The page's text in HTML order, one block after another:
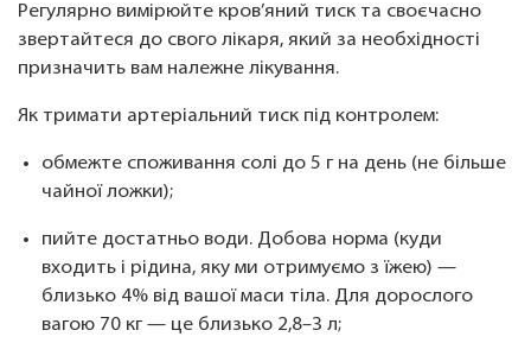
Регулярно вимірюйте кров’яний тиск та своєчасно
звертайтеся до свого лікаря, який за необхідності
призначить вам належне лікування.
Як тримати артеріальний тиск під контролем:
обмежте споживання солі до 5 г на день (не більше
чайної ложки);
пийте достатньо води. Добова норма (куди
входить і рідина, яку ми отримуємо з їжею) —
близько 4% від вашої маси тіла. Для дорослого
вагою 70 кг — це близько 2,8–3 л;